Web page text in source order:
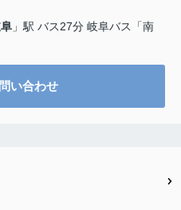
」駅 バス27分 岐阜バス「南
い合わせ